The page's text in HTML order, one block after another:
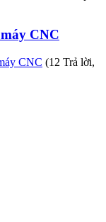
CNC
CNC (12 Trả lời,